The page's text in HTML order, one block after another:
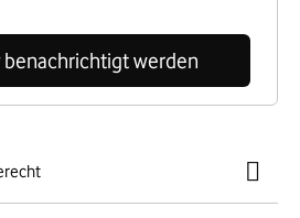
benachrichtigt werden